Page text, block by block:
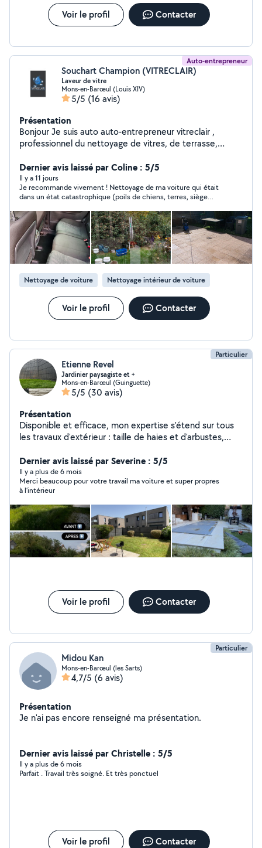
Voir le profil Contacter
Auto-entrepreneur
Souchart Champion (VITRECLAIR)
Laveur de vitre
Mons-en-Barœul (Louis XIV)
5/5 (16 avis)
Présentation
Bonjour Je suis auto auto-entrepreneur vitreclair ,
professionnel du nettoyage de vitres, de terrasse,
siège auto, moquette) Sérieux, travail soigner et rapide,
ponctuel et à l'écoute de mes clients. J'interviens
auprès des particuliers et des professionnels pour
redonner de la propreté et de la brillance à vos espaces
et véhicules dans 59 et 62 veuillez me contacter sur
insta (vitreclairpro)
Dernier avis laissé par Coline : 5/5
Il y a 11 jours
Je recommande vivement ! Nettoyage de ma voiture qui était
dans un état catastrophique (poils de chiens, terres, siège
voiture est comme neuve
Nettoyage de voiture Nettoyage intérieur de voiture
Voir le profil Contacter
Particulier
Etienne Revel
Jardinier paysagiste et +
Mons-en-Barœul (Guinguette)
5/5 (30 avis)
Présentation
Disponible et efficace, mon expertise s'étend sur tous
les travaux d'extérieur : taille de haies et d'arbustes,
pression. Je suis associé à une entreprise de jardinage,
ce qui me permet d'avoir du matériel de professionnel.
N'hésitez pas à me contacter par la messagerie
allovoisins ou téléphone, affiché sur mon profil. Merci de
me joindre des photos et le plus d'informations
possible. Aussi, je peux me déplacer pour faire des
devis.
Dernier avis laissé par Severine : 5/5
Il y a plus de 6 mois
Merci beaucoup pour votre travail ma voiture et super propres
à l’intérieur
Voir le profil Contacter
Particulier
Midou Kan
Mons-en-Barœul (les Sarts)
4,7/5 (6 avis)
Présentation
Je n'ai pas encore renseigné ma présentation.
Dernier avis laissé par Christelle : 5/5
Il y a plus de 6 mois
Parfait . Travail très soigné. Et très ponctuel
Voir le profil Contacter